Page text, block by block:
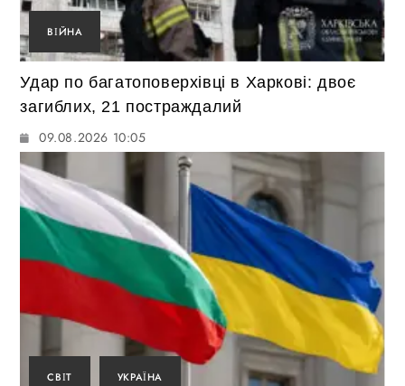
ВІЙНА
Удар по багатоповерхівці в Харкові: двоє
загиблих, 21 постраждалий
09.08.2026 10:05
СВІТ УКРАЇНА